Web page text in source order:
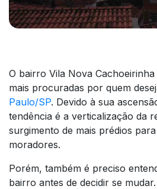
O bairro Vila Nova
mais procuradas por quem
Paulo/SP. Devido à sua
tendência é a verticalização da
surgimento de mais prédios
moradores.
Porém, também é preciso
bairro antes de decidir se